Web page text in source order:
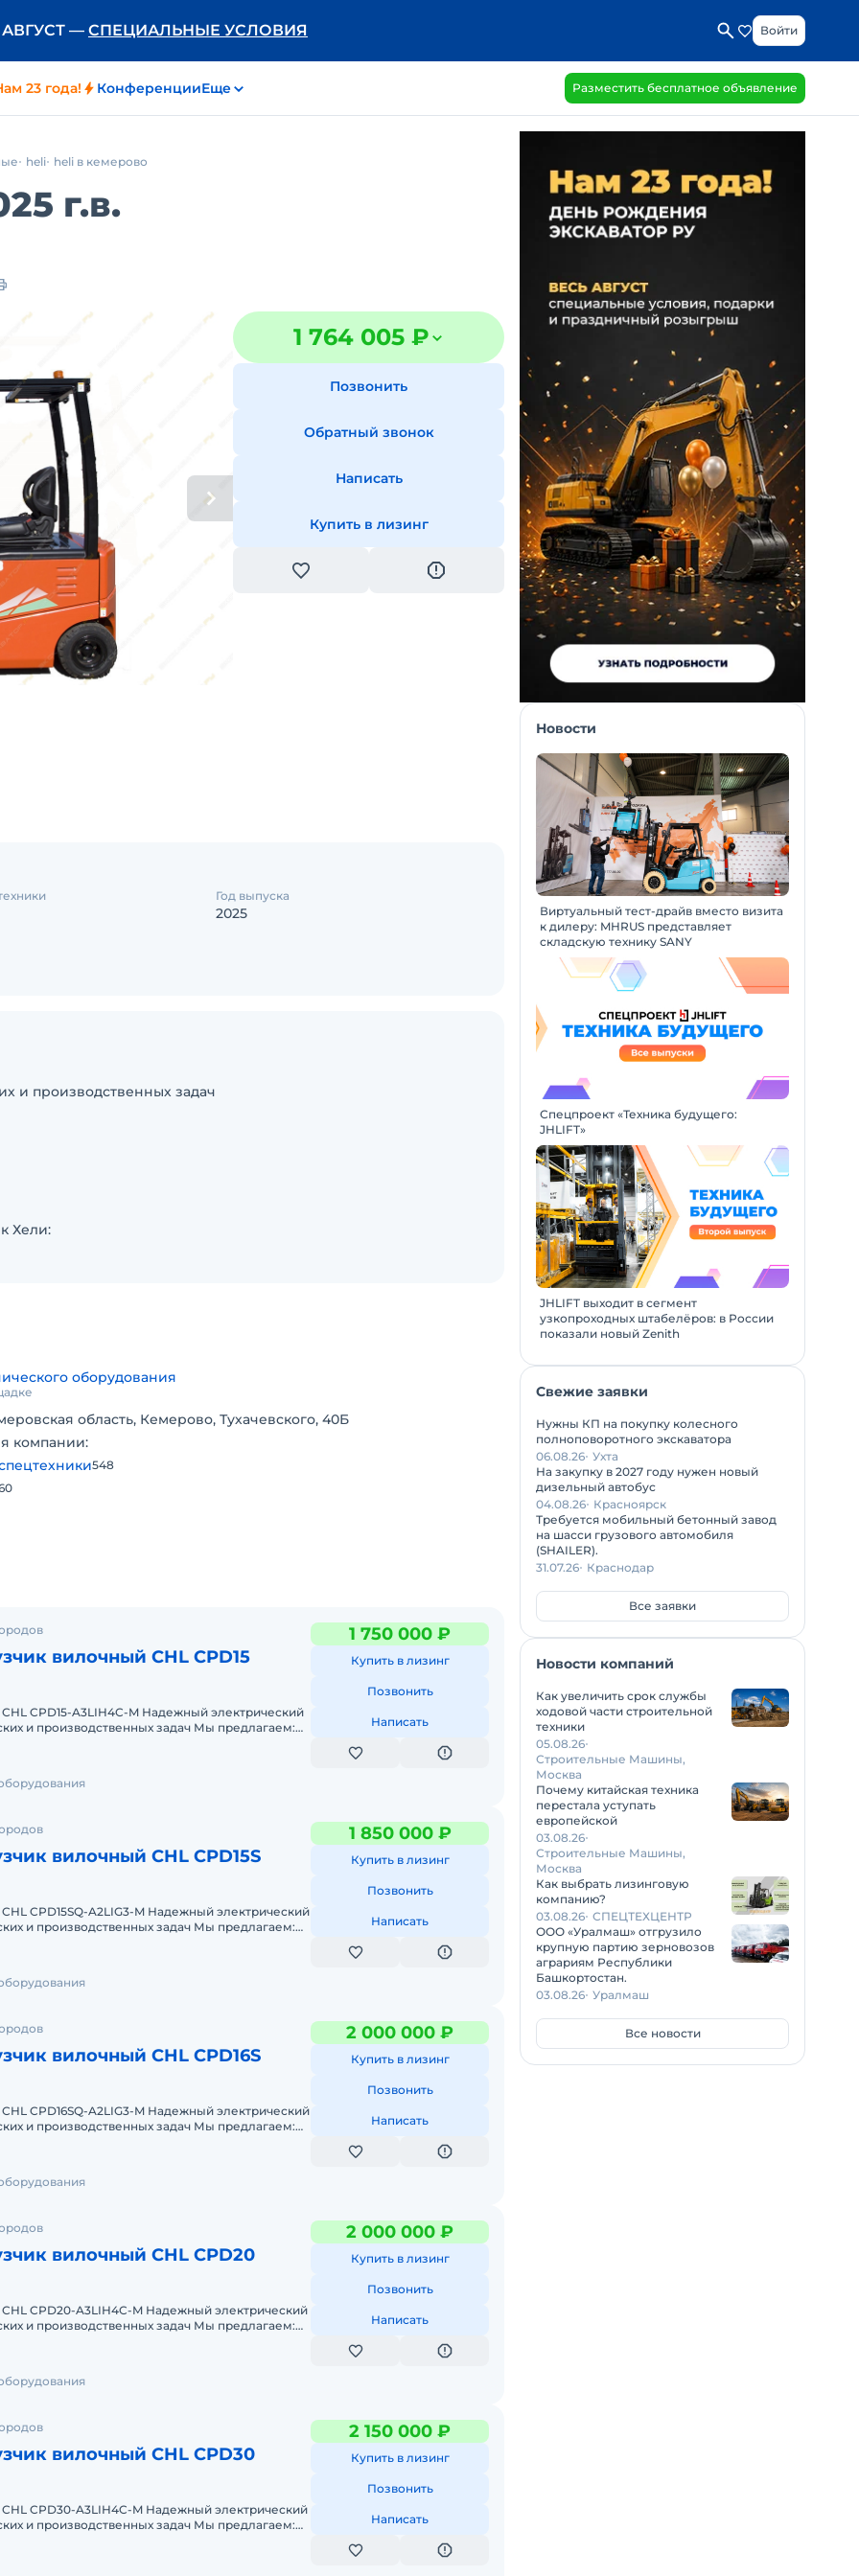
АВГУСТ — СПЕЦИАЛЬНЫЕ УСЛОВИЯ Войти
23 года! КонференцииЕще Разместить бесплатное объявление
heli heli в кемерово
г.в.
1 764 005 ₽
Позвонить
Обратный звонок
Написать
Купить в лизинг
Год выпуска
2025
и производственных задач
Хели:
подберут вилочный погрузчик под любую задачу!
оборудования
область, Кемерово, Тухачевского, 40Б
компании:
548
вилочный CHL CPD15
CPD15-A3LIH4C-M Надежный электрический
задач Мы предлагаем:
1 750 000 ₽
Купить в лизинг
Позвонить
Написать
вилочный CHL CPD15S
CPD15SQ-A2LIG3-M Надежный электрический
задач Мы предлагаем:
1 850 000 ₽
Купить в лизинг
Позвонить
Написать
вилочный CHL CPD16S
CPD16SQ-A2LIG3-M Надежный электрический
задач Мы предлагаем:
2 000 000 ₽
Купить в лизинг
Позвонить
Написать
вилочный CHL CPD20
CPD20-A3LIH4C-M Надежный электрический
задач Мы предлагаем:
2 000 000 ₽
Купить в лизинг
Позвонить
Написать
вилочный CHL CPD30
CPD30-A3LIH4C-M Надежный электрический
задач Мы предлагаем:
2 150 000 ₽
Купить в лизинг
Позвонить
Написать
Новости
Виртуальный тест-драйв вместо визита
к дилеру: MHRUS представляет
складскую технику SANY
Спецпроект «Техника будущего:
JHLIFT»
JHLIFT выходит в сегмент
узкопроходных штабелёров: в России
показали новый Zenith
Свежие заявки
Нужны КП на покупку колесного
полноповоротного экскаватора
06.08.26 Ухта
На закупку в 2027 году нужен новый
дизельный автобус
04.08.26 Красноярск
Требуется мобильный бетонный завод
на шасси грузового автомобиля
(SHAILER).
31.07.26 Краснодар
Все заявки
Новости компаний
Как увеличить срок службы
ходовой части строительной
техники
05.08.26
Строительные Машины,
Москва
Почему китайская техника
перестала уступать
европейской
03.08.26
Строительные Машины,
Москва
Как выбрать лизинговую
компанию?
03.08.26 СПЕЦТЕХЦЕНТР
ООО «Уралмаш» отгрузило
крупную партию зерновозов
аграриям Республики
Башкортостан.
03.08.26 Уралмаш
Все новости